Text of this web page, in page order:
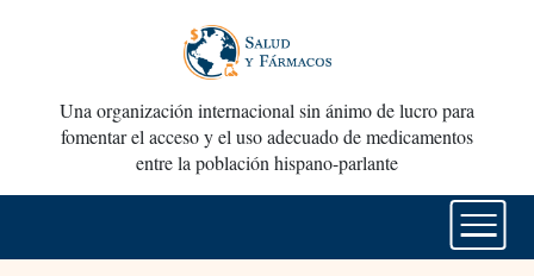
Una organización internacional sin ánimo de lucro para
fomentar el acceso y el uso adecuado de medicamentos
entre la población hispano-parlante